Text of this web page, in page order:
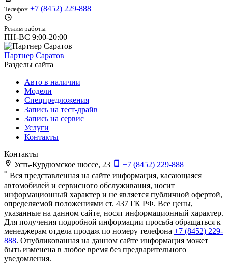
Телефон +7 (8452) 229-888
Режим работы
ПН-ВС 9:00-20:00
Партнер Саратов
Разделы сайта
Авто в наличии
Модели
Спецпредложения
Запись на тест-драйв
Запись на сервис
Услуги
Контакты
Контакты
Усть-Курдюмское шоссе, 23
+7 (8452) 229-888
* Вся представленная на сайте информация, касающаяся
автомобилей и сервисного обслуживания, носит
информационный характер и не является публичной офертой,
определяемой положениями ст. 437 ГК РФ. Все цены,
указанные на данном сайте, носят информационный характер.
Для получения подробной информации просьба обращаться к
менеджерам отдела продаж по номеру телефона +7 (8452) 229-
888. Опубликованная на данном сайте информация может
быть изменена в любое время без предварительного
уведомления.